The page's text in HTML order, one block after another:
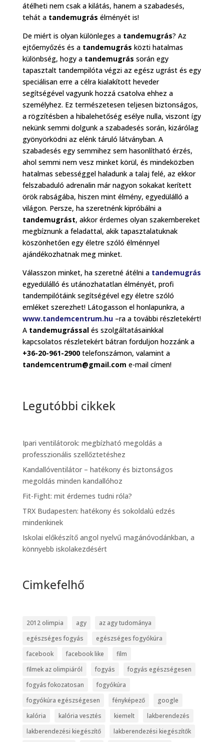
átélheti nem csak a kilátás, hanem a szabadesés,
tehát a tandemugrás élményét is!
De miért is olyan különleges a tandemugrás? Az
ejtőernyőzés és a tandemugrás közti hatalmas
különbség, hogy a tandemugrás során egy
tapasztalt tandempilóta végzi az egész ugrást és egy
speciálisan erre a célra kialakított heveder
segítségével vagyunk hozzá csatolva ehhez a
személyhez. Ez természetesen teljesen biztonságos,
a rögzítésben a hibalehetőség esélye nulla, viszont így
nekünk semmi dolgunk a szabadesés során, kizárólag
gyönyörködni az elénk táruló látványban. A
szabadesés egy semmihez sem hasonlítható érzés,
ahol semmi nem vesz minket körül, és mindeközben
hatalmas sebességgel haladunk a talaj felé, az ekkor
felszabaduló adrenalin már nagyon sokakat kerített
örök rabságába, hiszen mint élmény, egyedülálló a
világon. Persze, ha szeretnénk kipróbálni a
tandemugrást, akkor érdemes olyan szakembereket
megbíznunk a feladattal, akik tapasztalatuknak
köszönhetően egy életre szóló élménnyel
ajándékozhatnak meg minket.
Válasszon minket, ha szeretné átélni a tandemugrás
egyedülálló és utánozhatatlan élményét, profi
tandempilótáink segítségével egy életre szóló
emléket szerezhet! Látogasson el honlapunkra, a
www.tandemcentrum.hu–ra a további részletekért!
A tandemugrássalés szolgáltatásainkkal
kapcsolatos részletekért bátran forduljon hozzánk a
+36-20-961-2900telefonszámon, valamint a
tandemcentrum@gmail.com e-mail címen!
Legutóbbi cikkek
Ipari ventilátorok: megbízható megoldás a
professzionális szellőztetéshez
Kandallóventilátor – hatékony és biztonságos
megoldás minden kandallóhoz
Fit-Fight: mit érdemes tudni róla?
TRX Budapesten: hatékony és sokoldalú edzés
mindenkinek
Iskolai előkészítő angol nyelvű magánóvodánkban, a
könnyebb iskolakezdésért
Cimkefelhő
2012 olimpia agy
az agy tudománya
egészséges fogyás
egészséges fogyókúra
facebook
facebook like
film
filmek az olimpiáról
fogyás
fogyás egészségesen
fogyás fokozatosan
fogyókúra
fogyókúra egészségesen
fényképező
google
kalória
kalória vesztés kiemelt
lakberendezés
lakberendezési kiegészítő
lakberendezési kiegészítők